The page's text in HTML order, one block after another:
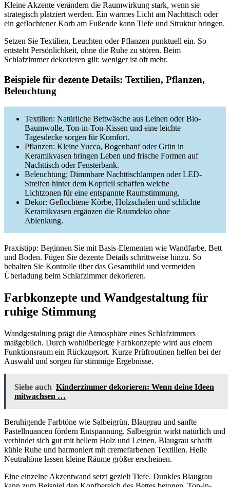
Kleine Akzente verändern die Raumwirkung stark, wenn sie
strategisch platziert werden. Ein warmes Licht am Nachttisch oder
ein geflochtener Korb am Fußende kann Tiefe und Struktur bringen.
Setzen Sie Textilien, Leuchten oder Pflanzen punktuell ein. So
entsteht Persönlichkeit, ohne die Ruhe zu stören. Beim
Schlafzimmer dekorieren gilt: weniger ist oft mehr.
Beispiele für dezente Details: Textilien, Pflanzen,
Beleuchtung
Textilien: Natürliche Bettwäsche aus Leinen oder Bio-
Baumwolle, Ton-in-Ton-Kissen und eine leichte
Tagesdecke sorgen für Komfort.
Pflanzen: Kleine Yucca, Bogenhanf oder Grün in
Keramikvasen bringen Leben und frische Formen auf
Nachttisch oder Fensterbank.
Beleuchtung: Dimmbare Nachttischlampen oder LED-
Streifen hinter dem Kopfteil schaffen weiche
Lichtzonen für eine entspannte Raumstimmung.
Dekor: Geflochtene Körbe, Holzschalen und schlichte
Keramikvasen ergänzen die Raumdeko ohne
Ablenkung.
Praxistipp: Beginnen Sie mit Basis-Elementen wie Wandfarbe, Bett
und Boden. Fügen Sie dezente Details schrittweise hinzu. So
behalten Sie Kontrolle über das Gesamtbild und vermeiden
Überladung beim Schlafzimmer dekorieren.
Farbkonzepte und Wandgestaltung für
ruhige Stimmung
Wandgestaltung prägt die Atmosphäre eines Schlafzimmers
maßgeblich. Durch wohlüberlegte Farbkonzepte wird aus einem
Funktionsraum ein Rückzugsort. Kurze Prüfroutinen helfen bei der
Auswahl und sorgen für stimmige Ergebnisse.
Siehe auch Kinderzimmer dekorieren: Wenn deine Ideen
mitwachsen …
Beruhigende Farbtöne wie Salbeigrün, Blaugrau und sanfte
Pastellnuancen fördern Entspannung. Salbeigrün wirkt natürlich und
verbindet sich gut mit hellem Holz und Leinen. Blaugrau schafft
kühle Ruhe und harmoniert mit cremefarbenen Textilien. Helle
Neutraltöne lassen kleine Räume größer erscheinen.
Eine einzelne Akzentwand setzt gezielt Tiefe. Dunkles Blaugrau